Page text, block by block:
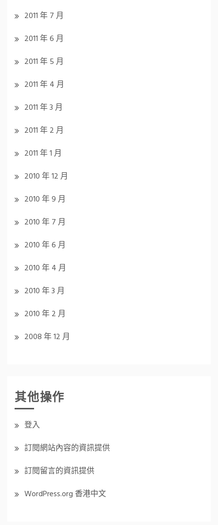
2011 年 7 月
2011 年 6 月
2011 年 5 月
2011 年 4 月
2011 年 3 月
2011 年 2 月
2011 年 1 月
2010 年 12 月
2010 年 9 月
2010 年 7 月
2010 年 6 月
2010 年 4 月
2010 年 3 月
2010 年 2 月
2008 年 12 月
其他操作
登入
訂閱網站內容的資訊提供
訂閱留言的資訊提供
WordPress.org 香港中文